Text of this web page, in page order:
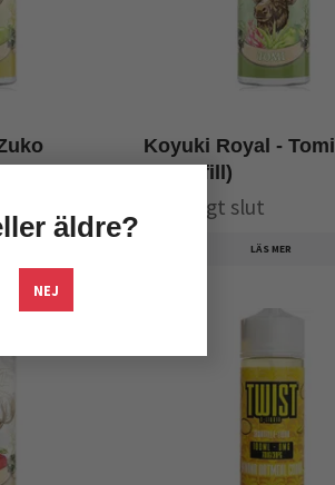
äldre?
NEJ
Koyuki Royal - Tomi
(Shortfill)
Tillfälligt slut
LÄS MER